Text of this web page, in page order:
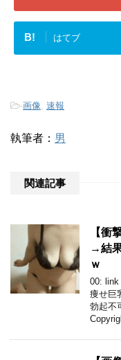
B! はてブ
-画像 速報
執筆者： 男
関連記事
【衝
→結
ｗ
00: link
痩せ巨
勃起不